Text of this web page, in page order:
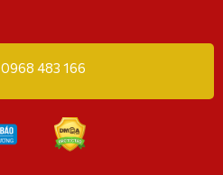
0968 483 166